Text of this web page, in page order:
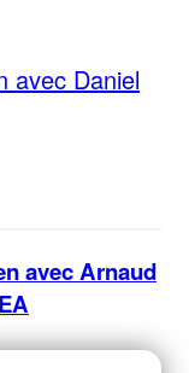
avec Daniel
avec Arnaud